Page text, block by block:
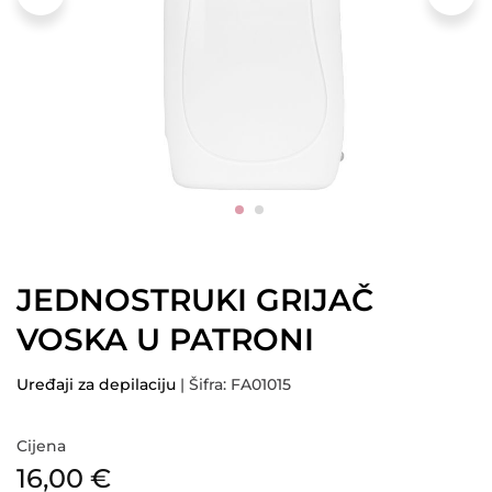
JEDNOSTRUKI GRIJAČ
VOSKA U PATRONI
Uređaji za depilaciju | Šifra: FA01015
Cijena
16,00 €